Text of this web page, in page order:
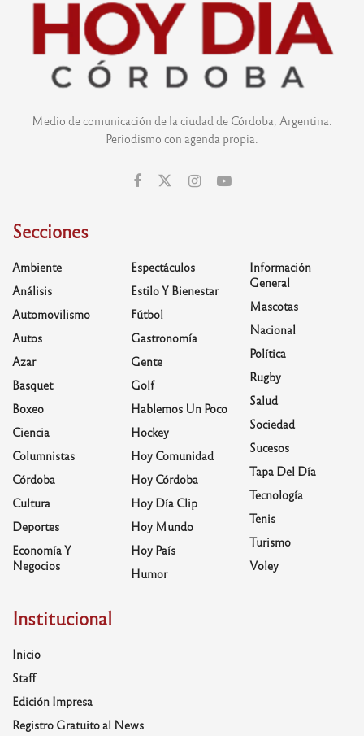
Medio de comunicación de la ciudad de Córdoba, Argentina.
Periodismo con agenda propia.
Secciones
Ambiente
Análisis
Automovilismo
Autos
Azar
Basquet
Boxeo
Ciencia
Columnistas
Córdoba
Cultura
Deportes
Economía Y
Negocios
Espectáculos
Estilo Y Bienestar
Fútbol
Gastronomía
Gente
Golf
Hablemos Un Poco
Hockey
Hoy Comunidad
Hoy Córdoba
Hoy Día Clip
Hoy Mundo
Hoy País
Humor
Información
General
Mascotas
Nacional
Política
Rugby
Salud
Sociedad
Sucesos
Tapa Del Día
Tecnología
Tenis
Turismo
Voley
Institucional
Inicio
Staff
Edición Impresa
Registro Gratuito al News